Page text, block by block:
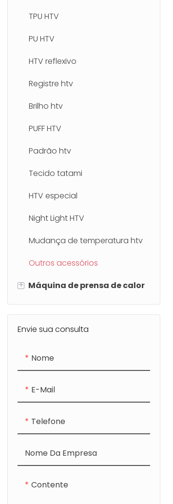
TPU HTV
PU HTV
HTV reflexivo
Registre htv
Brilho htv
PUFF HTV
Padrão htv
Tecido tatami
HTV especial
Night Light HTV
Mudança de temperatura htv
Outros acessórios
+ Máquina de prensa de calor
Mini Máquina de
Máquina de transferência de
imprensa de calor industrial
Envie sua consulta
Nome
E-Mail
Telefone
Nome Da Empresa
Contente